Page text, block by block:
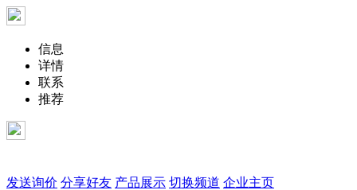
信息
详情
联系
推荐
发送询价 分享好友 产品展示 切换频道 企业主页